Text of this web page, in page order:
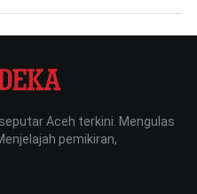
Aceh terkini. Mengulas
pemikiran,